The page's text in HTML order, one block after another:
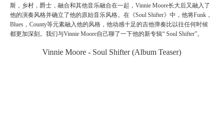
斯，乡村，爵士，融合和其他音乐融合在一起，Vinnie Moore长大后又融入了
他的演奏风格并确立了他的原始音乐风格。在《Soul Shifter》中，他将Funk，
Blues，County等元素融入他的风格，他动感十足的吉他弹奏比以往任何时候
都更加深刻。我们与Vinnie Moore自己聊了一下他的新专辑“ Soul Shifter”。
Vinnie Moore - Soul Shifter (Album Teaser)